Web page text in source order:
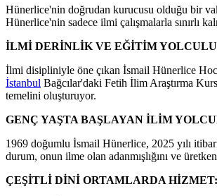
Hünerlice'nin doğrudan kurucusu olduğu bir
Hünerlice'nin sadece ilmi çalışmalarla sınırlı
İLMİ DERİNLİK VE EĞİTİM
İlmi disipliniyle öne çıkan İsmail Hünerlice
İstanbul Bağcılar'daki Fetih İlim Araştırma
temelini oluşturuyor.
GENÇ YAŞTA BAŞLAYAN İLİM
1969 doğumlu İsmail Hünerlice, 2025 yılı
durum, onun ilme olan adanmışlığını ve
ÇEŞİTLİ DİNİ ORTAMLARDA